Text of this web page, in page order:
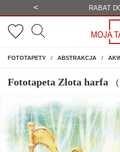
< BEZPŁATNA
FOTOTAPETYNA ŚCIANĘ
ABSTRAKCJA
Fototapeta Złota harfa